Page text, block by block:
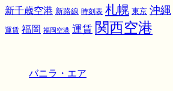
新千歳空港 新路線 時刻表 札幌 東京 沖縄
運賃 福岡 福岡空港 運賃 関西空港
バニラ・エア